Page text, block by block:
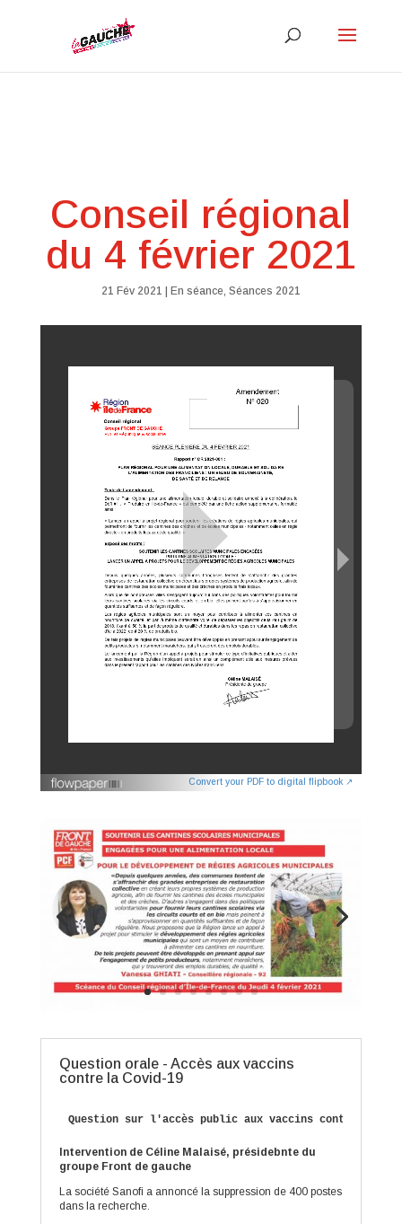
Conseil régional
du 4 février 2021
21 Fév 2021 En séance, Séances 2021
Convert your PDF to digital flipbook ↗
Question orale - Accès aux vaccins
contre la Covid-19
Question sur l'accès public aux vaccins contre la
Intervention de Céline Malaisé, présidebnte du
groupe Front de gauche
La société Sanofi a annoncé la suppression de 400 postes
dans la recherche.